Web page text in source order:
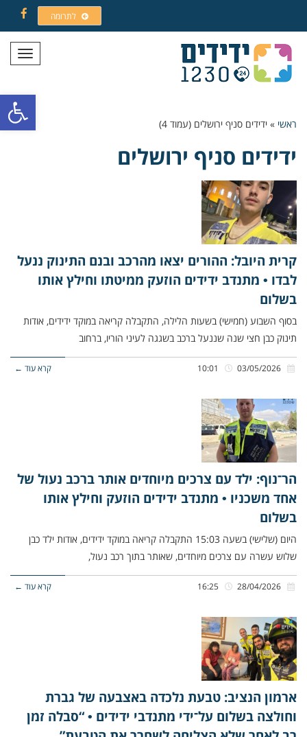
פתח
לתרומה
תפריט
ראשי » ידידים סניף ירושלים (עמוד 4)
ידידים סניף ירושלים
קרית היובל: ההורים יצאו מהרכב ובנם התינוק ננעל
לבדו • מתנדב ידידים הוזעק ממיטתו וחילץ אותו
בשלום
בסוף השבוע (חמישי) בשעות הלילה, התקבלה קריאה במוקד ידידים, אודות
תינוק כבן חצי שנה שננעל ברכב בשגגה לעיני הוריו, ברחוב
קרא עוד ←
הר־נוף: ילד עם צרכים מיוחדים אותר ברכב נעול של
אחד משכניו • מתנדב ידידים הוזעק וחילץ אותו
בשלום
היום (שלישי) בשעה 15:03 התקבלה קריאה במוקד ידידים, אודות ילד כבן
שלוש עשרה עם צרכים מיוחדים, שאותר בתוך רכב נעול,
קרא עוד ←
ארמון הנציב: טבעת נלכדה באצבעה של גברת
וחולצה בשלום על־ידי מתנדבי ידידים • “סבלה זמן